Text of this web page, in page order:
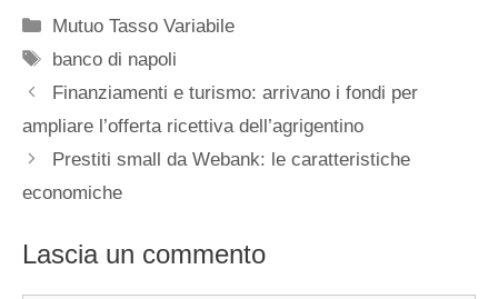
Categorie
Mutuo Tasso Variabile
Tag
banco di napoli
Finanziamenti e turismo: arrivano i fondi per
ampliare l’offerta ricettiva dell’agrigentino
Prestiti small da Webank: le caratteristiche
economiche
Lascia un commento